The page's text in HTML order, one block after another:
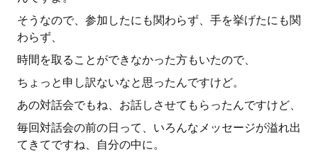
そうなので、参加したにも関わらず、手を挙げたにも関
わらず、
時間を取ることができなかった方もいたので、
ちょっと申し訳ないなと思ったんですけど。
あの対話会でもね、お話しさせてもらったんですけど、
毎回対話会の前の日って、いろんなメッセージが溢れ出
てきてですね、自分の中に。